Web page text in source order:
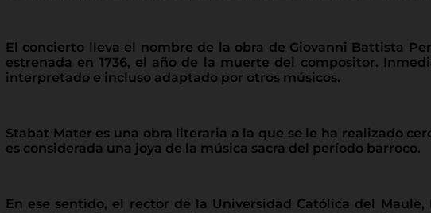
El concierto lleva el nombre de la obra de Giovanni Battista
estrenada en 1736, el año de la muerte del compositor.
interpretado e incluso adaptado por otros músicos.
Stabat Mater es una obra literaria a la que se le ha realizado
es considerada una joya de la música sacra del período barroco.
En ese sentido, el rector de la Universidad Católica del